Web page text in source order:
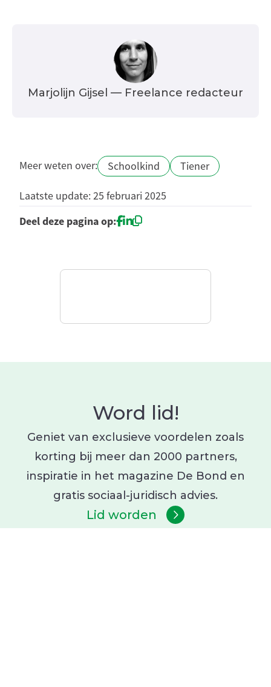
Marjolijn Gijsel — Freelance redacteur
Meer weten over: Schoolkind Tiener
Laatste update: 25 februari 2025
Deel deze pagina op:
Word lid!
Geniet van exclusieve voordelen zoals
korting bij meer dan 2000 partners,
inspiratie in het magazine De Bond en
gratis sociaal-juridisch advies.
Lid worden